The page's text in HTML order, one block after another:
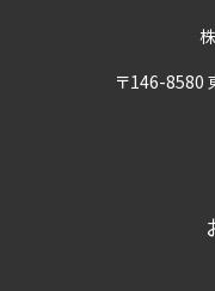
〒146-8580